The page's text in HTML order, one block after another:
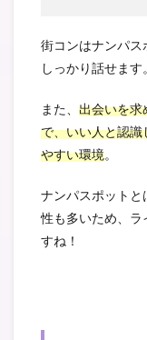
街コンはナンパス
しっかり話せます。
また、 出会いを求
で、いい人と認識
やすい環境。
ナンパスポットと
性も多いため、ラ
すね！